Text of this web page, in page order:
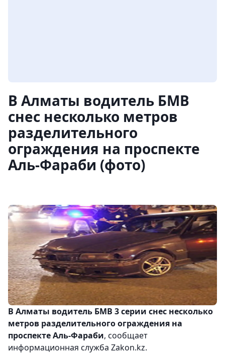
В Алматы водитель БМВ
снес несколько метров
разделительного
ограждения на проспекте
Аль-Фараби (фото)
В Алматы водитель БМВ 3 серии снес несколько
метров разделительного ограждения на
проспекте Аль-Фараби, сообщает
информационная служба Zakon.kz.